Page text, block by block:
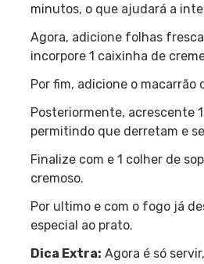
minutos, o que ajudará a
Agora, adicione folhas
incorpore 1 caixinha de
Por fim, adicione o
Posteriormente, acrescente
permitindo que derretam e
Finalize com e 1 colher de
cremoso.
Por ultimo e com o fogo já
especial ao prato.
Dica Extra: Agora é só